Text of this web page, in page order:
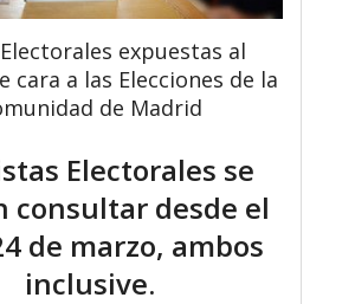
expuestas al
cara a las Elecciones de la
de Madrid
Electorales se
consultar desde el
de marzo, ambos
inclusive.